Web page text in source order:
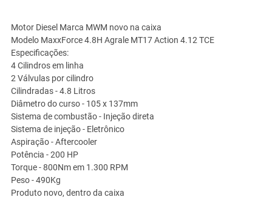
Motor Diesel Marca MWM novo na caixa
Modelo MaxxForce 4.8H Agrale MT17 Action 4.12 TCE
Especificações:
4 Cilindros em linha
2 Válvulas por cilindro
Cilindradas - 4.8 Litros
Diâmetro do curso - 105 x 137mm
Sistema de combustão - Injeção direta
Sistema de injeção - Eletrônico
Aspiração - Aftercooler
Potência - 200 HP
Torque - 800Nm em 1.300 RPM
Peso - 490Kg
Produto novo, dentro da caixa